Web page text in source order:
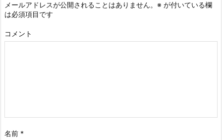
メールアドレスが公開されることはありません。 ※ が付いている欄
は必須項目です
コメント
名前 *